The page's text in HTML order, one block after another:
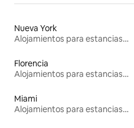
Nueva York
Alojamientos para estancias largas
Florencia
Alojamientos para estancias largas
Miami
Alojamientos para estancias largas